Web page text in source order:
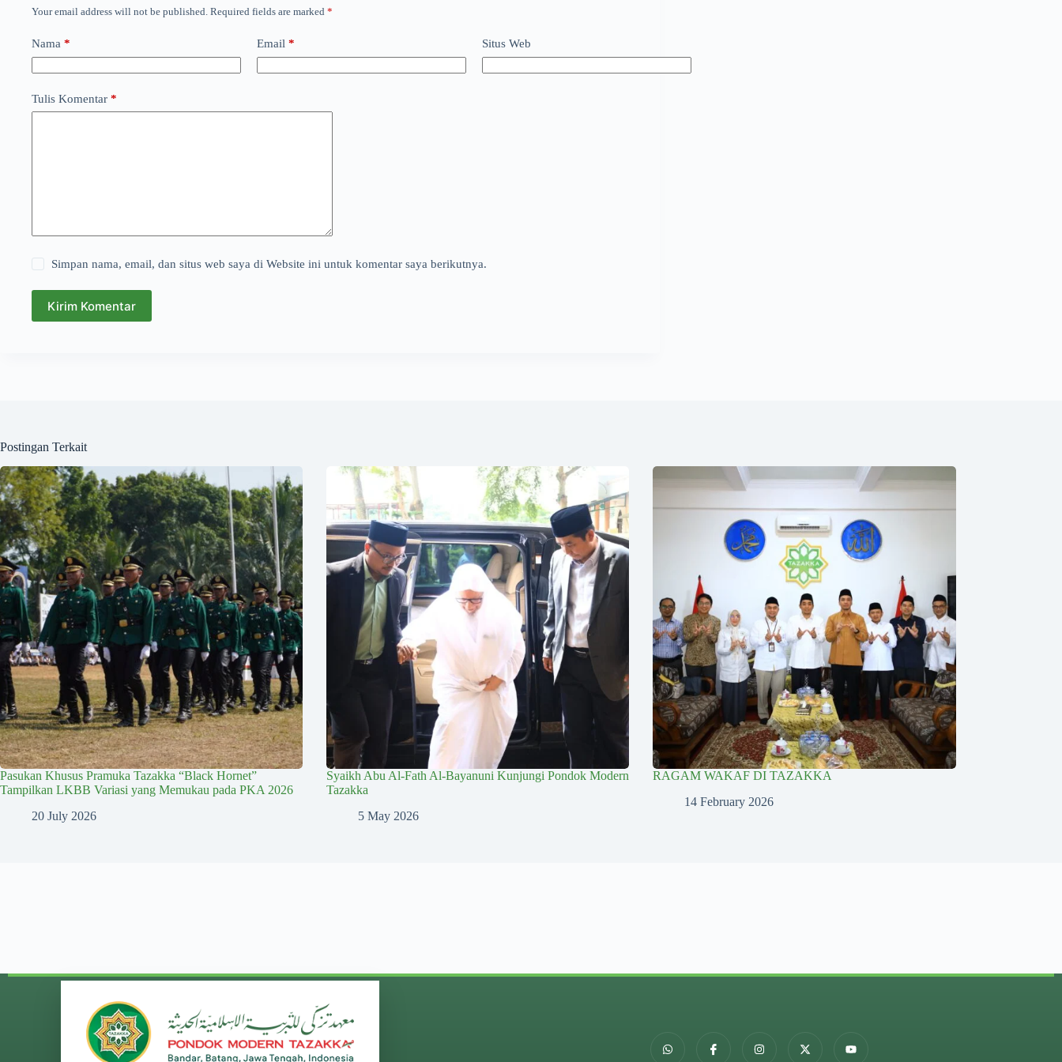
Your email address will not be published. Required fields are marked *
Nama * Email * Situs Web
Tulis Komentar *
Simpan nama, email, dan situs web saya di Website ini untuk komentar saya berikutnya.
Kirim Komentar
Postingan Terkait
Pasukan Khusus Pramuka Tazakka “Black Hornet”
Tampilkan LKBB Variasi yang Memukau pada PKA 2026
20 July 2026
Syaikh Abu Al-Fath Al-Bayanuni Kunjungi Pondok Modern
Tazakka
5 May 2026
RAGAM WAKAF DI TAZAKKA
14 February 2026